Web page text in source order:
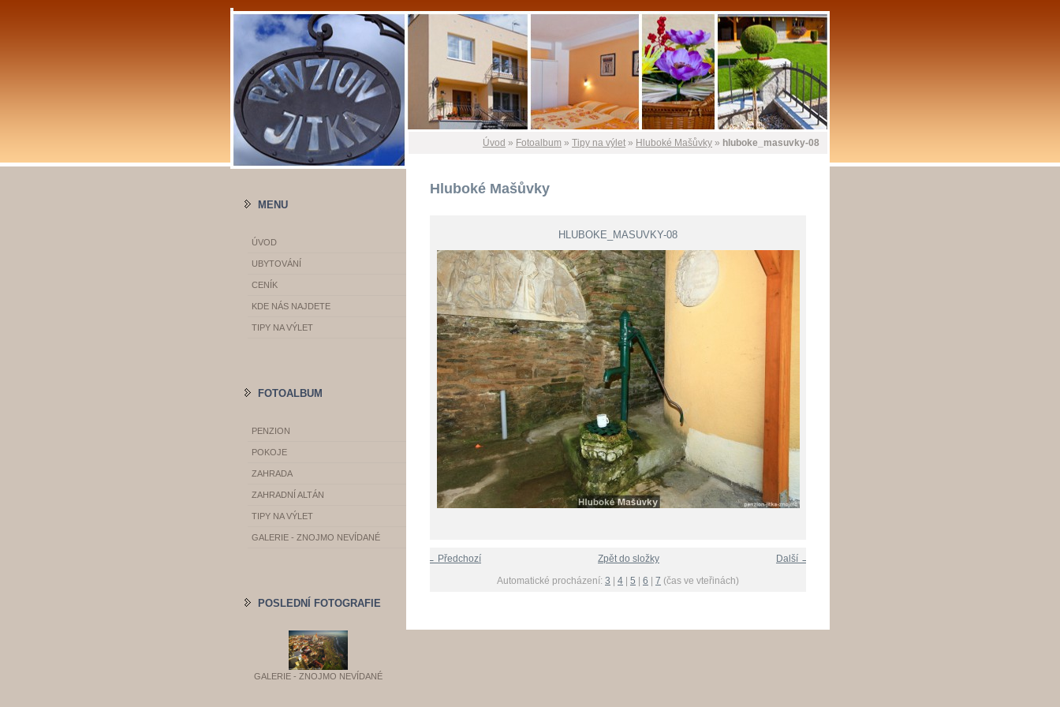
Úvod » Fotoalbum » Tipy na výlet » Hluboké Mašůvky » hluboke_masuvky-08
Hluboké Mašůvky
HLUBOKE_MASUVKY-08
← Předchozí Další →
Zpět do složky
Automatické procházení: 3 4 5 6 7 (čas ve vteřinách)
MENU
ÚVOD
UBYTOVÁNÍ
CENÍK
KDE NÁS NAJDETE
TIPY NA VÝLET
FOTOALBUM
PENZION
POKOJE
ZAHRADA
ZAHRADNÍ ALTÁN
TIPY NA VÝLET
GALERIE - ZNOJMO NEVÍDANÉ
POSLEDNÍ FOTOGRAFIE
GALERIE - ZNOJMO NEVÍDANÉ